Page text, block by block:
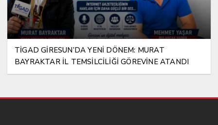
TİGAD GİRESUN’DA YENİ DÖNEM: MURAT
BAYRAKTAR İL TEMSİLCİLİĞİ GÖREVİNE ATANDI